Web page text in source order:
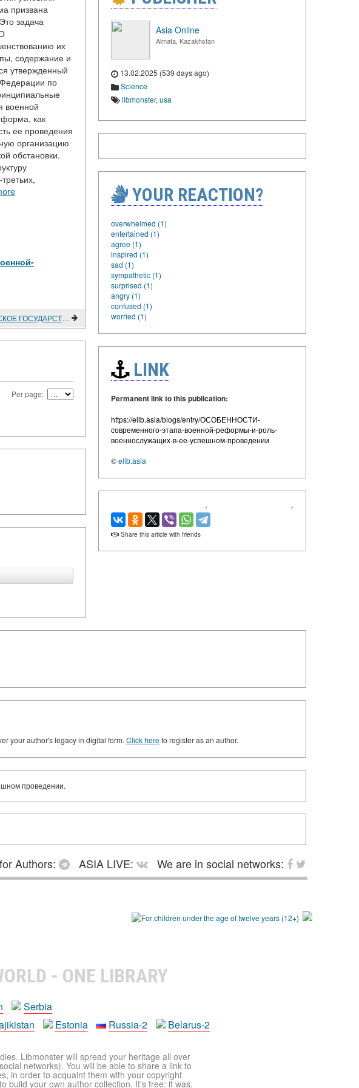
призвана
задача
их
содержание и
утвержденный
по
военной
как
ее проведения
организацию
обстановки.
РОССИЙСКОЕ КЛАССИЧЕСКОЕ ГОСУДАРСТВЕННОЕ УСТРОЙСТВО И ЦЕЛИ ОБЩЕСТВА И ГОСУДАРСТВА
Per page:
Asia Online
Almata, Kazakhstan
13.02.2025 (539 days ago)
Science
libmonster, usa
YOUR REACTION?
overwhelmed (1)
entertained (1)
agree (1)
inspired (1)
sad (1)
sympathetic (1)
surprised (1)
angry (1)
confused (1)
worried (1)
LINK
Permanent link to this publication:
https://elib.asia/blogs/entry/ОСОБЕННОСТИ-
современного-этапа-военной-реформы-и-роль-
военнослужащих-в-ее-успешном-проведении
©elib.asia
‹ ›
Share this article with friends
your author's legacy in digital form. Click hereto register as an author.
проведении.
Authors: ASIA LIVE:
We are in social networks:
- ONE LIBRARY
Serbia
Estonia Russia-2 Belarus-2
Libmonster will spread your heritage all over
networks). You will be able to share a link to
in order to acquaint them with your copyright
build your own author collection. It's free: it was,